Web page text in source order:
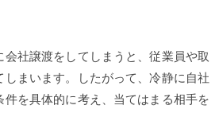
社譲渡をしてしまうと、従業員や取
しまいます。したがって、冷静に自社
を具体的に考え、当てはまる相手を